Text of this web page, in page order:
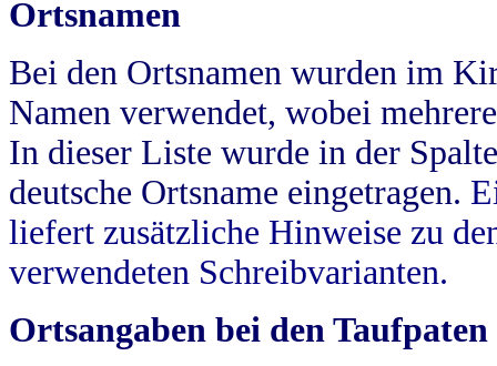
Ortsnamen
Bei den Ortsnamen wurden im
Namen verwendet, wobei
In dieser Liste wurde in der
deutsche Ortsname eingetragen.
liefert zusätzliche Hinweise zu
verwendeten Schreibvarianten.
Ortsangaben bei den Taufpaten